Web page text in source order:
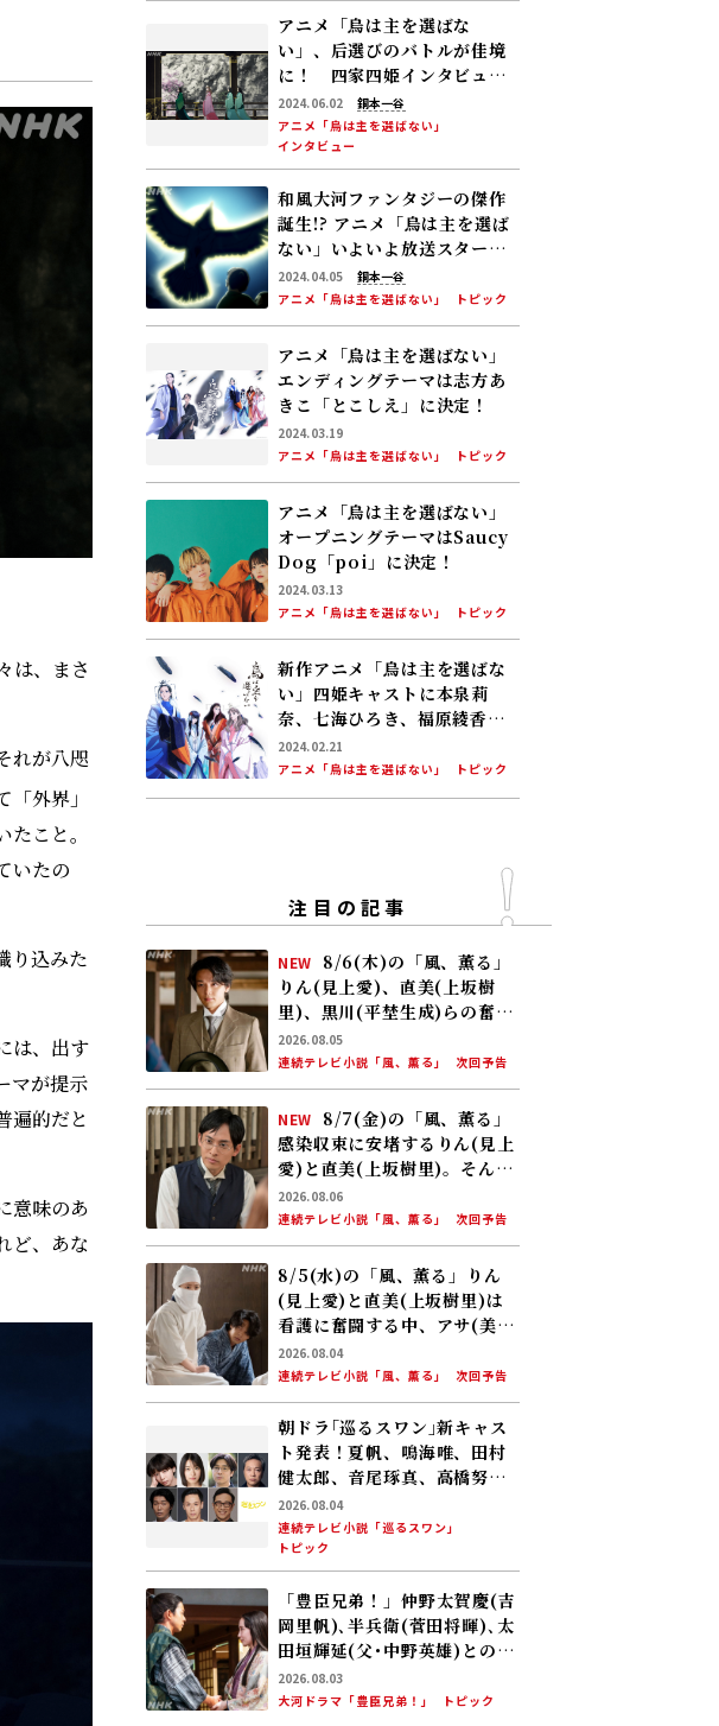
は、まさ
れが八咫
外界」
こと。
いたの
り込みた
は、出す
マが提示
遍的だと
意味のあ
ど、あな
アニメ「烏は主を選ばな
い」、后選びのバトルが佳境
に！ 四家四姫インタビュ
ー・前編
2024.06.02
銅本一谷
アニメ「烏は主を選ばない」
インタビュー
和風大河ファンタジーの傑作
誕生!? アニメ「烏は主を選ば
ない」いよいよ放送スター
ト！
2024.04.05
銅本一谷
アニメ「烏は主を選ばない」
トピック
アニメ「烏は主を選ばない」
エンディングテーマは志方あ
きこ「とこしえ」に決定！
2024.03.19
アニメ「烏は主を選ばない」
トピック
アニメ「烏は主を選ばない」
オープニングテーマはSaucy
Dog「poi」に決定！
2024.03.13
アニメ「烏は主を選ばない」
トピック
新作アニメ「烏は主を選ばな
い」四姫キャストに本泉莉
奈、七海ひろき、福原綾香、
釘宮理恵が決定！
2024.02.21
アニメ「烏は主を選ばない」
トピック
注目の記事
NEW
8/6(木)の「風、薫る」
りん(見上愛)、直美(上坂樹
里)、黒川(平埜生成)らの奮闘
に、村人たちも理解を示し始
める。しかし、アサ(美山加
恋)の容体はなかなか改善せ
ず……
2026.08.05
連続テレビ小説「風、薫る」
次回予告
NEW
8/7(金)の「風、薫る」
感染収束に安堵するりん(見上
愛)と直美(上坂樹里)。そんな
中、黒川(平埜生成)がりんに
ある提案をする
2026.08.06
連続テレビ小説「風、薫る」
次回予告
8/5(水)の「風、薫る」りん
(見上愛)と直美(上坂樹里)は
看護に奮闘する中、アサ(美山
加恋)の夫・太助(板橋駿谷)が
避病院にやってくる
2026.08.04
連続テレビ小説「風、薫る」
次回予告
朝ドラ｢巡るスワン｣新キャス
ト発表！夏帆、鳴海唯、田村
健太郎、音尾琢真、高橋努、
大倉孝二、角田晃広――主人公･美
咲(森田望智)が交流する警察
署の人々 2027年度前期放送
2026.08.04
連続テレビ小説「巡るスワン」
トピック
「豊臣兄弟！」仲野太賀――慶(吉
岡里帆)､半兵衛(菅田将暉)､太
田垣輝延(父･中野英雄)とのシ
ーンを振り返る！
2026.08.03
大河ドラマ「豊臣兄弟！」
トピック